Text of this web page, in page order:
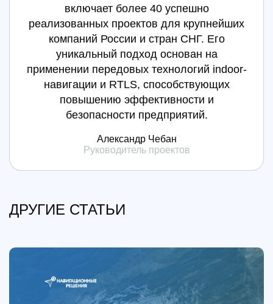
включает более 40 успешно
реализованных проектов для крупнейших
компаний России и стран СНГ. Его
уникальный подход основан на
применении передовых технологий indoor-
навигации и RTLS, способствующих
повышению эффективности и
безопасности предприятий.
Александр Чебан
Руководитель проектов
ДРУГИЕ СТАТЬИ